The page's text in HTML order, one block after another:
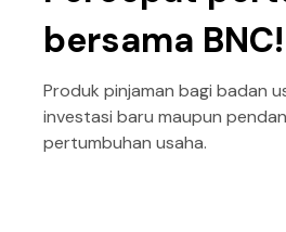
bersama BNC!
Produk pinjaman bagi badan
investasi baru maupun
pertumbuhan usaha.